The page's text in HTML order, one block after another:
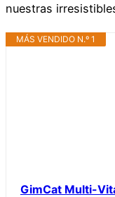
nuestras
MÁS VENDIDO N.º 1
GimCat Multi-